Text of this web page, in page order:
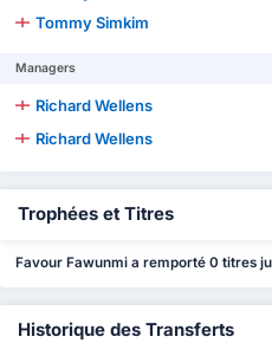
Tommy Simkim
Managers
Richard Wellens
Richard Wellens
Trophées et Titres
Favour Fawunmi a remporté 0 titres
Historique des Transferts